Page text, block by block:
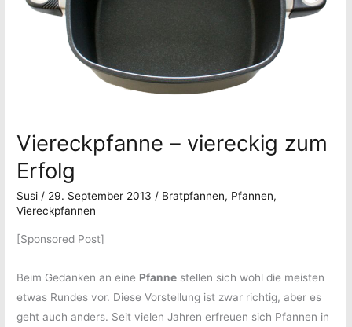
Viereckpfanne – viereckig zum
Erfolg
Susi/ 29. September 2013/ Bratpfannen, Pfannen,
Viereckpfannen
[Sponsored Post]
Beim Gedanken an eine Pfanne stellen sich wohl die meisten
etwas Rundes vor. Diese Vorstellung ist zwar richtig, aber es
geht auch anders. Seit vielen Jahren erfreuen sich Pfannen in